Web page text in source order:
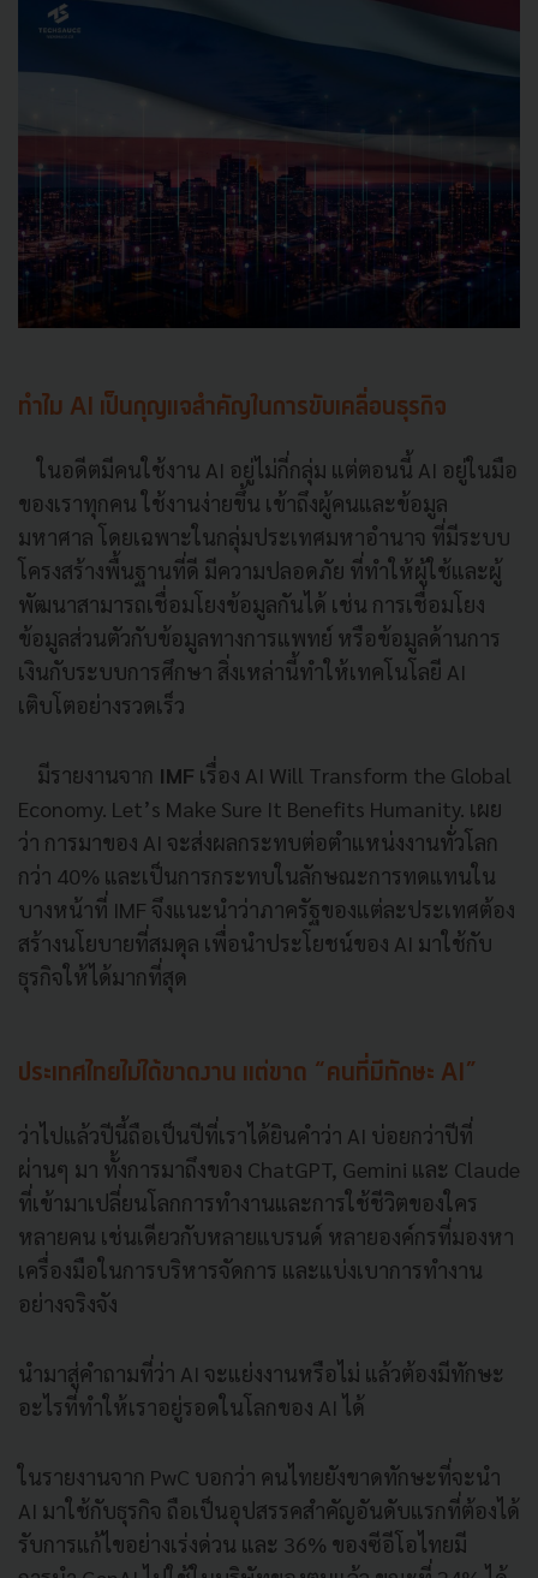
ทำไม AI เป็นกุญแจสำคัญในการขับเคลื่อนธุรกิจ
ในอดีตมีคนใช้งาน AI อยู่ไม่กี่กลุ่ม แต่ตอนนี้ AI อยู่ในมือ
ของเราทุกคน ใช้งานง่ายขึ้น เข้าถึงผู้คนและข้อมูล
มหาศาล โดยเฉพาะในกลุ่มประเทศมหาอำนาจ ที่มีระบบ
โครงสร้างพื้นฐานที่ดี มีความปลอดภัย ที่ทำให้ผู้ใช้และผู้
พัฒนาสามารถเชื่อมโยงข้อมูลกันได้ เช่น การเชื่อมโยง
ข้อมูลส่วนตัวกับข้อมูลทางการแพทย์ หรือข้อมูลด้านการ
เงินกับระบบการศึกษา สิ่งเหล่านี้ทำให้เทคโนโลยี AI
เติบโตอย่างรวดเร็ว
มีรายงานจาก IMF เรื่อง AI Will Transform the Global
Economy. Let’s Make Sure It Benefits Humanity. เผย
ว่า การมาของ AI จะส่งผลกระทบต่อตำแหน่งงานทั่วโลก
กว่า 40% และเป็นการกระทบในลักษณะการทดแทนใน
บางหน้าที่ IMF จึงแนะนำว่าภาครัฐของแต่ละประเทศต้อง
สร้างนโยบายที่สมดุล เพื่อนำประโยชน์ของ AI มาใช้กับ
ธุรกิจให้ได้มากที่สุด
ประเทศไทยไม่ได้ขาดงาน แต่ขาด “คนที่มีทักษะ AI”
ว่าไปแล้วปีนี้ถือเป็นปีที่เราได้ยินคำว่า AI บ่อยกว่าปีที่
ผ่านๆ มา ทั้งการมาถึงของ ChatGPT, Gemini และ Claude
ที่เข้ามาเปลี่ยนโลกการทำงานและการใช้ชีวิตของใคร
หลายคน เช่นเดียวกับหลายแบรนด์ หลายองค์กรที่มองหา
เครื่องมือในการบริหารจัดการ และแบ่งเบาการทำงาน
อย่างจริงจัง
นำมาสู่คำถามที่ว่า AI จะแย่งงานหรือไม่ แล้วต้องมีทักษะ
อะไรที่ทำให้เราอยู่รอดในโลกของ AI ได้
ในรายงานจาก PwC บอกว่า คนไทยยังขาดทักษะที่จะนำ
AI มาใช้กับธุรกิจ ถือเป็นอุปสรรคสำคัญอันดับแรกที่ต้องได้
รับการแก้ไขอย่างเร่งด่วน และ 36% ของซีอีโอไทยมี